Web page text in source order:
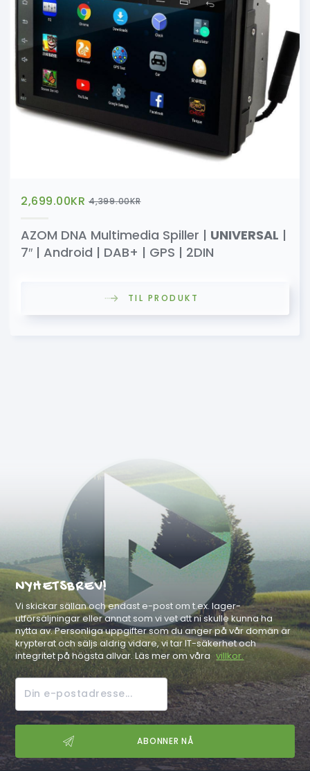
2,699.00KR 4,399.00KR
AZOM DNA Multimedia Spiller | UNIVERSAL |
7″ | Android | DAB+ | GPS | 2DIN
TIL PRODUKT
NYHETSBREV!
Vi skickar sällan och endast e-post om t.ex. lager-
utförsäljningar eller annat som vi vet att ni skulle kunna ha
nytta av. Personliga uppgifter som du anger på vår domän är
krypterat och säljs aldrig vidare, vi tar IT-säkerhet och
integritet på högsta allvar. Läs mer om våra villkor.